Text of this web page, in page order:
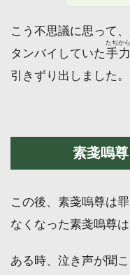
こう不思議に思って
タンバイしていた手
たぢか
引きずり出しました。
素戔嗚
この後、素戔嗚尊は
なくなった素戔嗚尊
ある時、泣き声が聞